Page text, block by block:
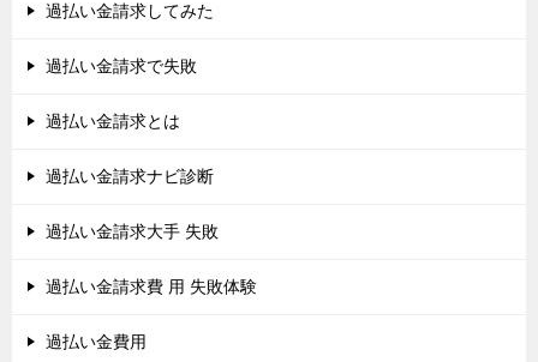
過払い金請求してみた
過払い金請求で失敗
過払い金請求とは
過払い金請求ナビ診断
過払い金請求大手 失敗
過払い金請求費 用 失敗体験
過払い金費用